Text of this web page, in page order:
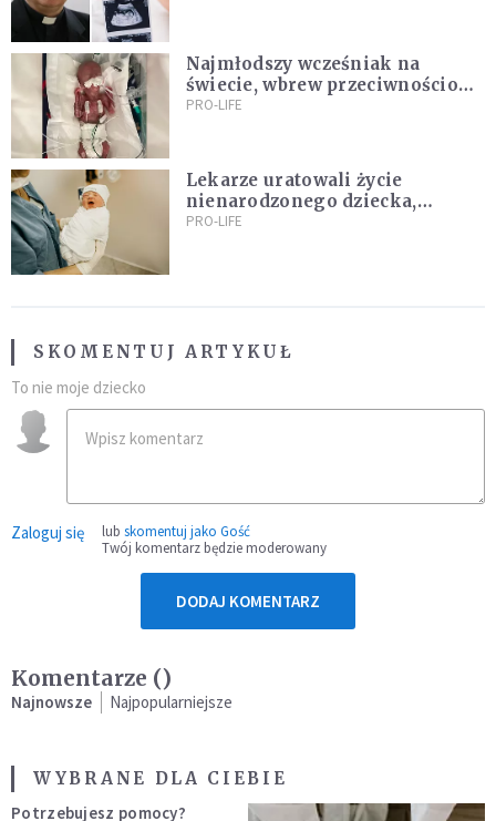
Najmłodszy wcześniak na
świecie, wbrew przeciwnościom,
świętują swoje 1. urodziny
PRO-LIFE
Lekarze uratowali życie
nienarodzonego dziecka,
przeprowadzając ryzykowną
PRO-LIFE
SKOMENTUJ ARTYKUŁ
To nie moje dziecko
Zaloguj się lub skomentuj jako Gość
Twój komentarz będzie moderowany
DODAJ KOMENTARZ
Komentarze ()
Najnowsze Najpopularniejsze
WYBRANE DLA CIEBIE
Potrzebujesz pomocy?